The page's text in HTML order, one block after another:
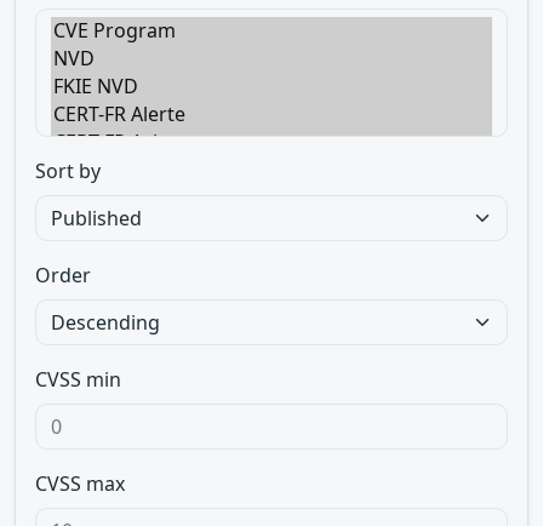
Sort by
Order
CVSS min
CVSS max